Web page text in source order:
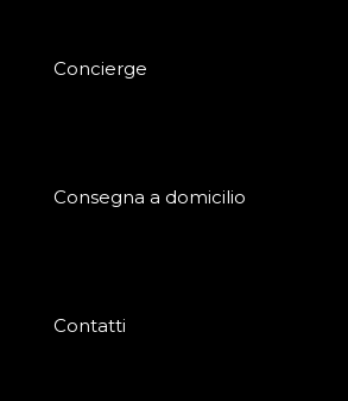
Concierge
Consegna a domicilio
Contatti